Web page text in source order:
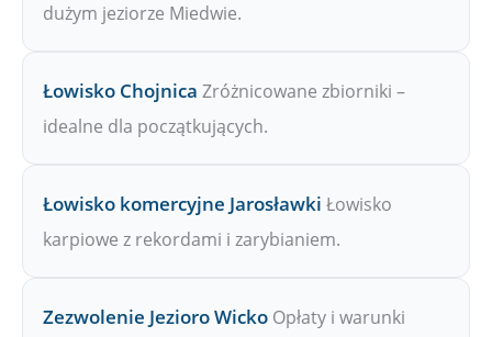
dużym jeziorze Miedwie.
Łowisko Chojnica Zróżnicowane zbiorniki –
idealne dla początkujących.
Łowisko komercyjne Jarosławki Łowisko
karpiowe z rekordami i zarybianiem.
Zezwolenie Jezioro Wicko Opłaty i warunki